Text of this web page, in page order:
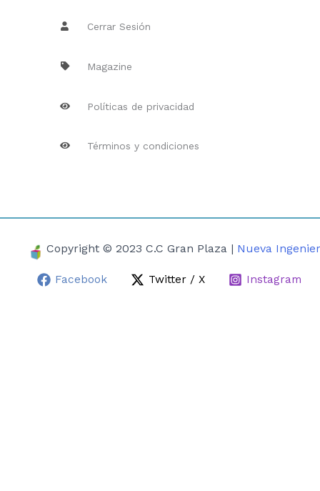
Cerrar Sesión
Magazine
Políticas de privacidad
Términos y condiciones
Copyright © 2023 C.C Gran Plaza | Nueva
Facebook Twitter / X Instagram